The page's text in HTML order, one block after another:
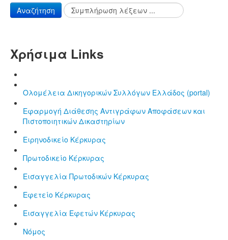
Αναζήτηση
Χρήσιμα Links
Ολομέλεια Δικηγορικών Συλλόγων Ελλάδος (portal)
Εφαρμογή Διάθεσης Αντιγράφων Αποφάσεων και
Πιστοποιητικών Δικαστηρίων
Ειρηνοδικείο Κέρκυρας
Πρωτοδικείο Κέρκυρας
Εισαγγελία Πρωτοδικών Κέρκυρας
Εφετείο Κέρκυρας
Εισαγγελία Εφετών Κέρκυρας
Νόμος